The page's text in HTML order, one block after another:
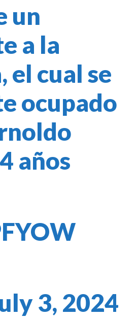
un
a la
cual se
ocupado
años
3, 2024